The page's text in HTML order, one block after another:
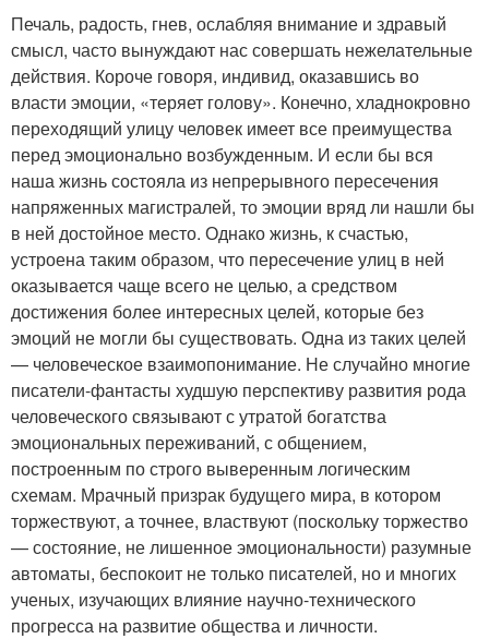
Печаль, радость, гнев, ослабляя внимание и здравый
смысл, часто вынуждают нас совершать нежелательные
действия. Короче говоря, индивид, оказавшись во
власти эмоции, «теряет голову». Конечно, хладнокровно
переходящий улицу человек имеет все преимущества
перед эмоционально возбужденным. И если бы вся
наша жизнь состояла из непрерывного пересечения
напряженных магистралей, то эмоции вряд ли нашли бы
в ней достойное место. Однако жизнь, к счастью,
устроена таким образом, что пересечение улиц в ней
оказывается чаще всего не целью, а средством
достижения более интересных целей, которые без
эмоций не могли бы существовать. Одна из таких целей
— человеческое взаимопонимание. Не случайно многие
писатели-фантасты худшую перспективу развития рода
человеческого связывают с утратой богатства
эмоциональных переживаний, с общением,
построенным по строго выверенным логическим
схемам. Мрачный призрак будущего мира, в котором
торжествуют, а точнее, властвуют (поскольку торжество
— состояние, не лишенное эмоциональности) разумные
автоматы, беспокоит не только писателей, но и многих
ученых, изучающих влияние научно-технического
прогресса на развитие общества и личности.